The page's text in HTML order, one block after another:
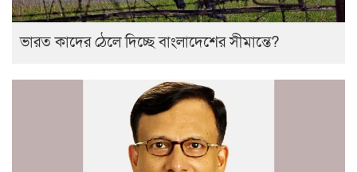
ভারত কাদের ঠেলে দিচ্ছে বাংলাদেশের সীমান্তে?